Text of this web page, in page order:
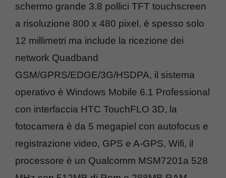
schermo grande 3.8 pollici TFT touchscreen
a risoluzione 800 x 480 pixel, è spesso solo
12 millimetri ma include la ricezione dei
network Quadband
GSM/GPRS/EDGE/3G/HSDPA, il sistema
operativo è Windows Mobile 6.1 Professional
con interfaccia HTC TouchFLO 3D, la
fotocamera è da 5 megapiel con autofocus e
registrazione video, GPS e A-GPS, Wifi, il
processore è un Qualcomm MSM7201a 528